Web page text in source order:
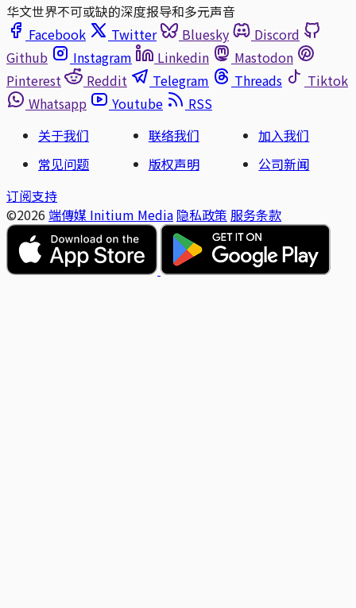
华文世界不可或缺的深度报导和多元声音
Facebook
Twitter Bluesky
Discord
Github
Instagram Linkedin
Mastodon
Pinterest
Reddit Telegram Threads
Tiktok
Whatsapp
Youtube
RSS
关于我们
联络我们
加入我们
常见问题
版权声明
公司新闻
订阅支持
©2026 端傳媒 Initium Media 隐私政策 服务条款